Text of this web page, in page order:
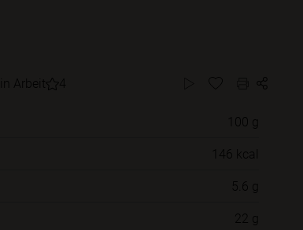
Arbeit 4
100 g
146 kcal
5.6 g
22 g